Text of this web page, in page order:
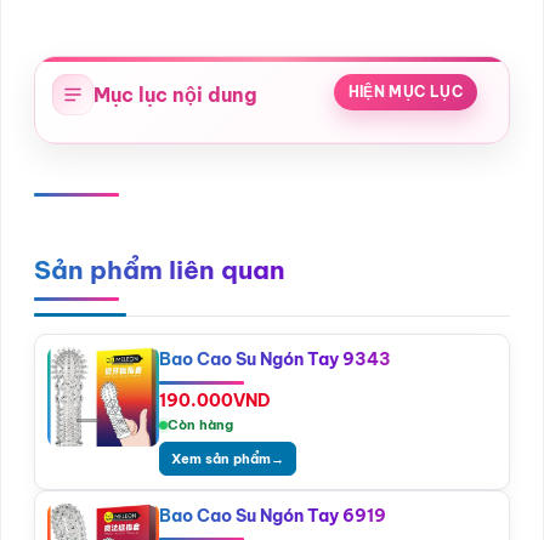
Mục lục nội dung HIỆN MỤC LỤC
Sản phẩm liên quan
Bao Cao Su Ngón Tay 9343
190.000VND
Còn hàng
Xem sản phẩm→
Bao Cao Su Ngón Tay 6919